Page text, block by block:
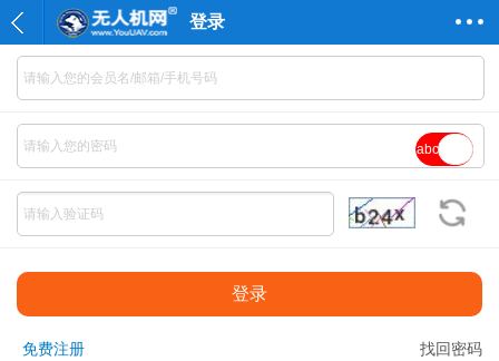
登录
abc
免费注册 找回密码